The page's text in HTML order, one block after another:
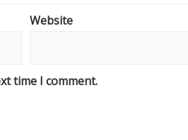
Website
time I comment.